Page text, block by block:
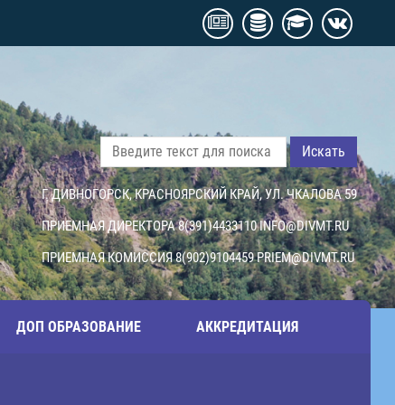
Искать
Г. ДИВНОГОРСК, КРАСНОЯРСКИЙ КРАЙ, УЛ. ЧКАЛОВА 59
ПРИЕМНАЯ ДИРЕКТОРА 8(391)4433110INFO@DIVMT.RU
ПРИЕМНАЯ КОМИССИЯ 8(902)9104459PRIEM@DIVMT.RU
ДОП ОБРАЗОВАНИЕ АККРЕДИТАЦИЯ